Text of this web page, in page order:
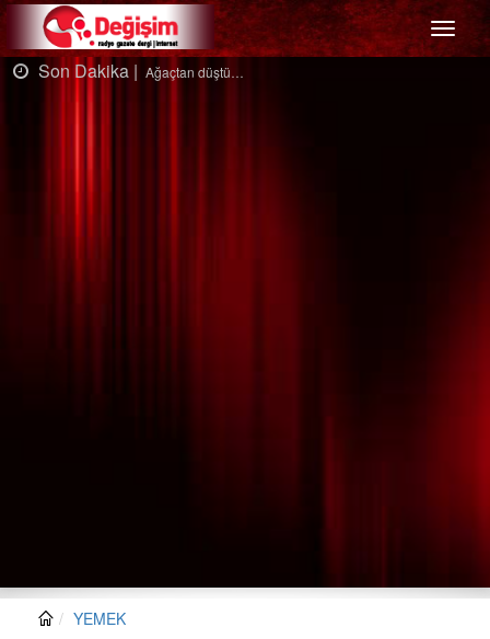
Menü
Son Dakika | Ağaçtan düştü…
YEMEK